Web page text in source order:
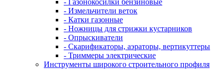
- Измельчители веток
- Катки газонные
- Ножницы для стрижки кустарников
- Опрыскиватели
- Скарификаторы, аэраторы, вертикуттеры
- Триммеры электрические
Инструменты широкого строительного профиля